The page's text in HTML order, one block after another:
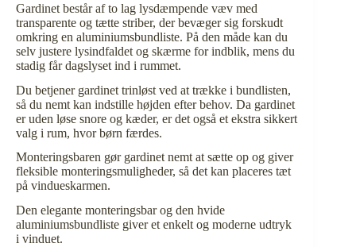
Gardinet består af to lag lysdæmpende væv med
transparente og tætte striber, der bevæger sig forskudt
omkring en aluminiumsbundliste. På den måde kan du
selv justere lysindfaldet og skærme for indblik, mens du
stadig får dagslyset ind i rummet.
Du betjener gardinet trinløst ved at trække i bundlisten,
så du nemt kan indstille højden efter behov. Da gardinet
er uden løse snore og kæder, er det også et ekstra sikkert
valg i rum, hvor børn færdes.
Monteringsbaren gør gardinet nemt at sætte op og giver
fleksible monteringsmuligheder, så det kan placeres tæt
på vindueskarmen.
Den elegante monteringsbar og den hvide
aluminiumsbundliste giver et enkelt og moderne udtryk
i vinduet.